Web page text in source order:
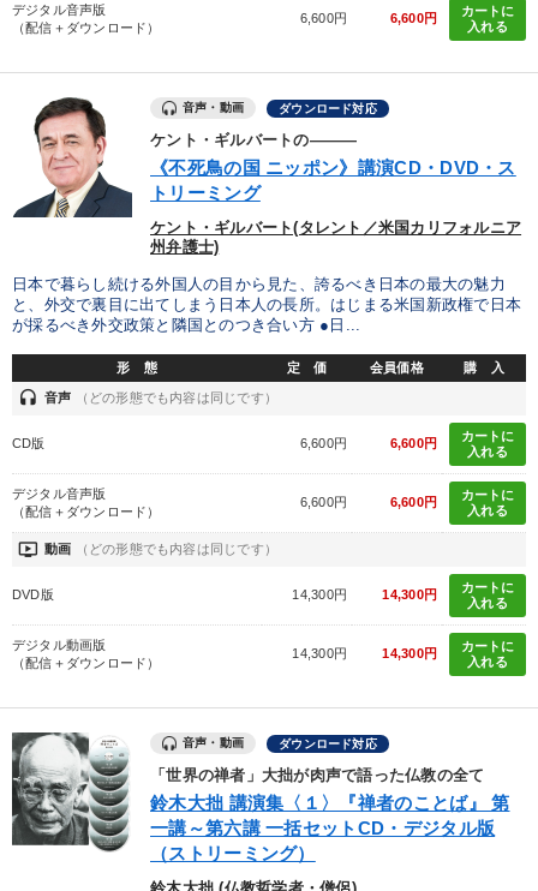
デジタル音声版
（配信＋ダウンロード）
6,600円 6,600円
カートに
入れる
音声・動画 ダウンロード対応
ケント・ギルバートの―――
《不死鳥の国 ニッポン》講演CD・DVD・ス
トリーミング
ケント・ギルバート(タレント／米国カリフォルニア
州弁護士)
日本で暮らし続ける外国人の目から見た、誇るべき日本の最大の魅力
と、外交で裏目に出てしまう日本人の長所。はじまる米国新政権で日本
が採るべき外交政策と隣国とのつき合い方 ●日...
形 態 定 価 会員価格 購 入
headset 音声 （どの形態でも内容は同じです）
CD版 6,600円 6,600円
カートに
入れる
デジタル音声版
（配信＋ダウンロード）
6,600円 6,600円
カートに
入れる
ondemand_video 動画 （どの形態でも内容は同じです）
DVD版 14,300円 14,300円
カートに
入れる
デジタル動画版
（配信＋ダウンロード）
14,300円 14,300円
カートに
入れる
音声・動画 ダウンロード対応
「世界の禅者」大拙が肉声で語った仏教の全て
鈴木大拙 講演集〈１〉『禅者のことば』 第
一講～第六講 一括セットCD・デジタル版
（ストリーミング）